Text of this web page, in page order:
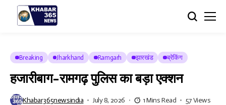
Breaking Jharkhand Ramgarh झारखंड ब्रेकिंग
हजारीबाग-रामगढ़ पुलिस का बड़ा एक्शन
Khabar365newsindia July 8, 2026 1 Mins Read 57 Views